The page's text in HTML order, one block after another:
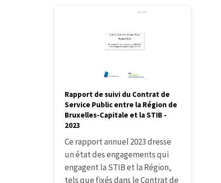
Rapport de suivi du Contrat de
Service Public entre la Région de
Bruxelles-Capitale et la STIB -
2023
Ce rapport annuel 2023 dresse
un état des engagements qui
engagent la STIB et la Région,
tels que fixés dans le Contrat de